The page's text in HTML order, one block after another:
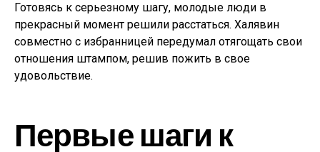
Готовясь к серьезному шагу, молодые люди в
прекрасный момент решили расстаться. Халявин
совместно с избранницей передумал отягощать свои
отношения штампом, решив пожить в свое
удовольствие.
Первые шаги к